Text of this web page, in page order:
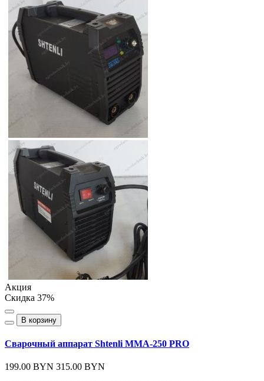
Акция
Скидка 37%
В корзину
Сварочный аппарат Shtenli MMA-250 PRO
199.00 BYN 315.00 BYN